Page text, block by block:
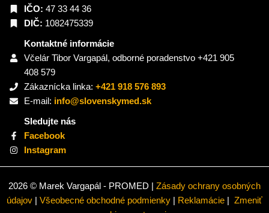
IČO: 47 33 44 36
DIČ: 1082475339
Kontaktné informácie
Včelár Tibor Vargapál, odborné poradenstvo +421 905
408 579
Zákaznícka linka: +421 918 576 893
E-mail: info@slovenskymed.sk
Sledujte nás
Facebook
Instagram
2026 © Marek Vargapál - PROMED | Zásady ochrany osobných
údajov
Všeobecné obchodné podmienky Reklamácie
Zmeniť